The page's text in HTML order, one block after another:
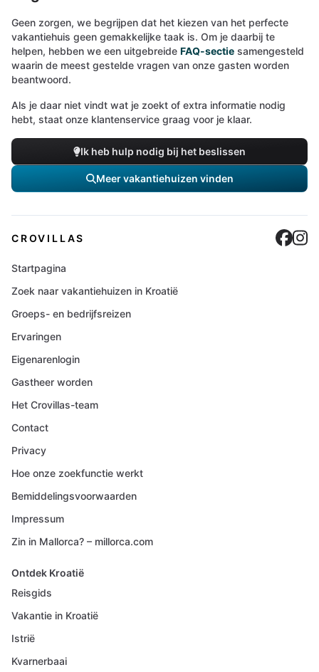
Geen zorgen, we begrijpen dat het kiezen van het perfecte
vakantiehuis geen gemakkelijke taak is. Om je daarbij te
helpen, hebben we een uitgebreide FAQ-sectie samengesteld
waarin de meest gestelde vragen van onze gasten worden
beantwoord.
Als je daar niet vindt wat je zoekt of extra informatie nodig
hebt, staat onze klantenservice graag voor je klaar.
Ik heb hulp nodig bij het beslissen
Meer vakantiehuizen vinden
CROVILLAS
Startpagina
Zoek naar vakantiehuizen in Kroatië
Groeps- en bedrijfsreizen
Ervaringen
Eigenarenlogin
Gastheer worden
Het Crovillas-team
Contact
Privacy
Hoe onze zoekfunctie werkt
Bemiddelingsvoorwaarden
Impressum
Zin in Mallorca? – millorca.com
Ontdek Kroatië
Reisgids
Vakantie in Kroatië
Istrië
Kvarnerbaai